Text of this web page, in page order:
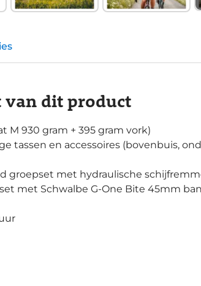
dit product
M 930 gram + 395 gram vork)
tassen en accessoires (bovenbuis,
groepset met hydraulische
met Schwalbe G-One Bite 45mm